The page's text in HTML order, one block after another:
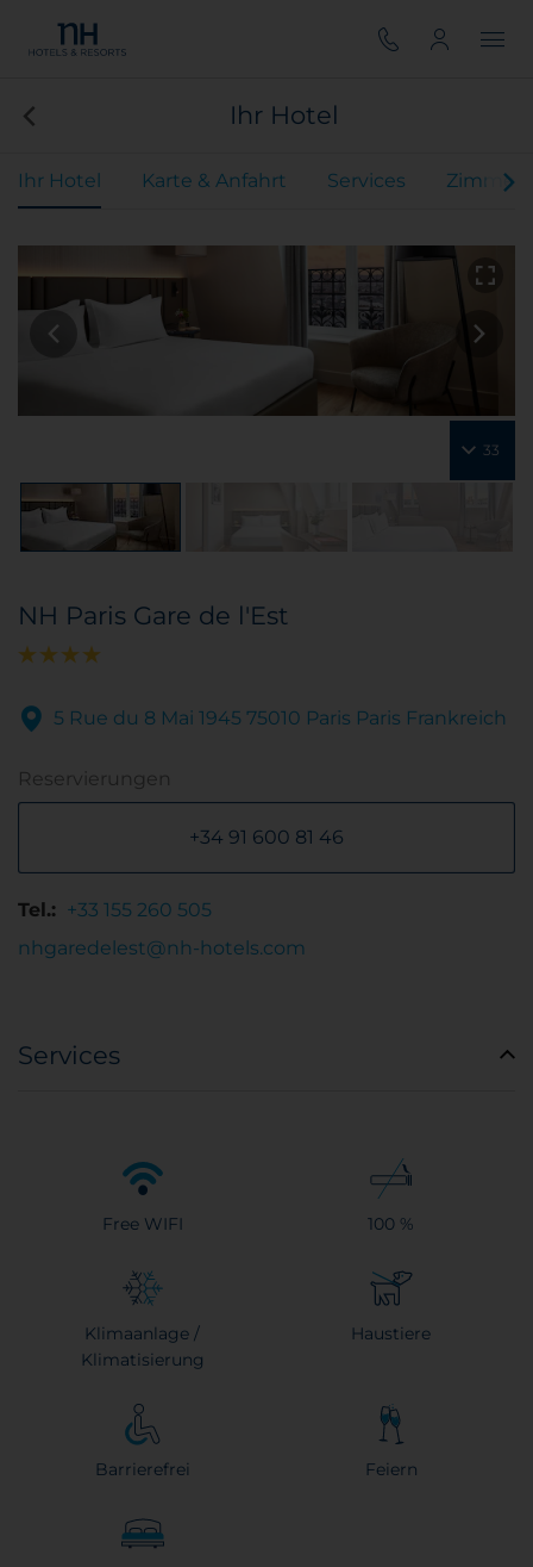
Ihr Hotel
Ihr Hotel Karte & Anfahrt Services Zimmer
33
NH Paris Gare de l'Est
5 Rue du 8 Mai 1945 75010 Paris Paris Frankreich
Reservierungen
+34 91 600 81 46
Tel.: +33 155 260 505
nhgaredelest@nh-hotels.com
Services
Free WIFI 100 %
Klimaanlage /
Klimatisierung
Haustiere
Barrierefrei Feiern